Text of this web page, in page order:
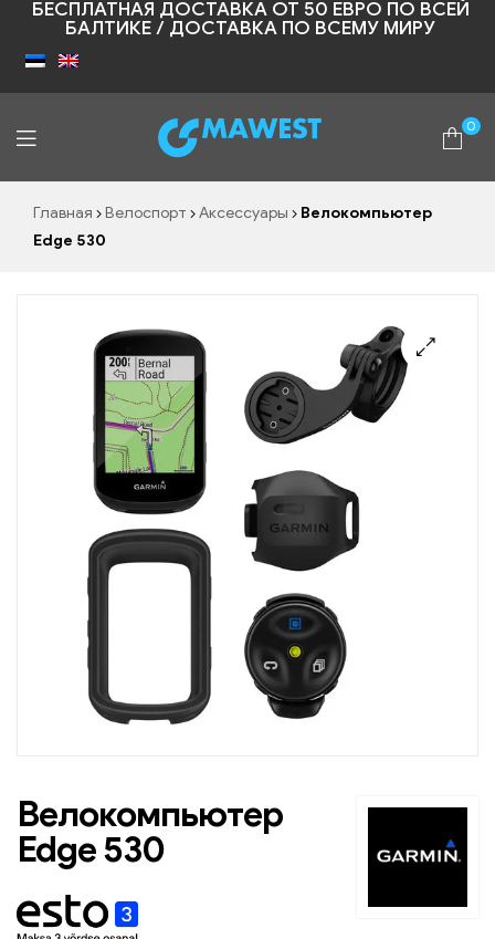
БЕСПЛАТНАЯ ДОСТАВКА ОТ 50 ЕВРО ПО ВСЕЙ
БАЛТИКЕ / ДОСТАВКА ПО ВСЕМУ МИРУ
Shopic
0
Главная Велоспорт Аксессуары
Велокомпьютер
Edge 530
Велокомпьютер
Edge 530